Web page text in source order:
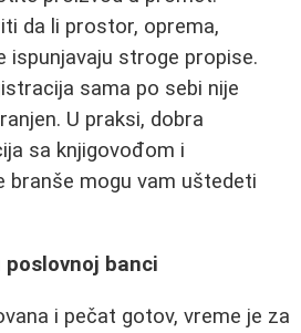
da li prostor, oprema,
ispunjavaju stroge propise.
sama po sebi nije
U praksi, dobra
sa knjigovođom i
branše mogu vam uštedeti
poslovnoj banci
i pečat gotov, vreme je za